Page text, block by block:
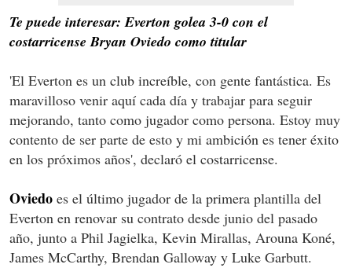
Te puede interesar: Everton golea 3-0 con el
costarricense Bryan Oviedo como titular
'El Everton es un club increíble, con gente fantástica. Es
maravilloso venir aquí cada día y trabajar para seguir
mejorando, tanto como jugador como persona. Estoy muy
contento de ser parte de esto y mi ambición es tener éxito
en los próximos años', declaró el costarricense.
Oviedo es el último jugador de la primera plantilla del
Everton en renovar su contrato desde junio del pasado
año, junto a Phil Jagielka, Kevin Mirallas, Arouna Koné,
James McCarthy, Brendan Galloway y Luke Garbutt.